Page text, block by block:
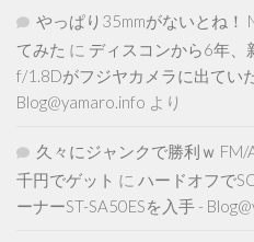
やっぱり35mmがないとね！
てみた に ディスコンから6年、
f/1.8Dがフジヤカメラに出てい
Blog@yamaro.info より
久々にジャンクで勝利ｗ
千円でゲット に ハードオフで
ーナーST-SA50ESを入手 -